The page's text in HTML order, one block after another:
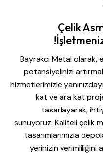
Çelik
Bayrakcı Metal
potansiyelinizi
hizmetlerimizle
kat ve ara kat
tasarlayarak,
sunuyoruz. Kaliteli çelik
tasarımlarımızla
yerinizin verimliliğini